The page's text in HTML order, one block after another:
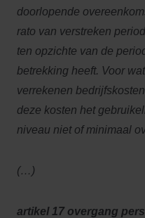
doorlopende
rato van verstreken
ten opzichte van de
betrekking heeft. Voor
verrekenen
deze kosten het
niveau niet of minimaal
(…)
artikel 17 overgang